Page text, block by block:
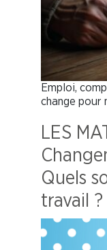
Emploi,
change pour
LES
Quels
travail ?